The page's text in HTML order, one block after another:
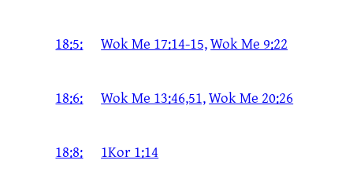
18:5: Wok Me 17:14-15,Wok Me 9:22
18:6: Wok Me 13:46,51,Wok Me 20:26
18:8: 1Kor 1:14